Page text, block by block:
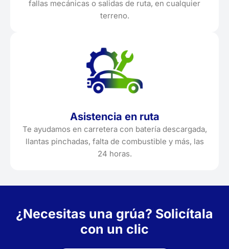
fallas mecánicas o salidas de ruta, en cualquier
terreno.
Asistencia en ruta
Te ayudamos en carretera con batería descargada,
llantas pinchadas, falta de combustible y más, las
24 horas.
¿Necesitas una grúa? Solicítala
con un clic